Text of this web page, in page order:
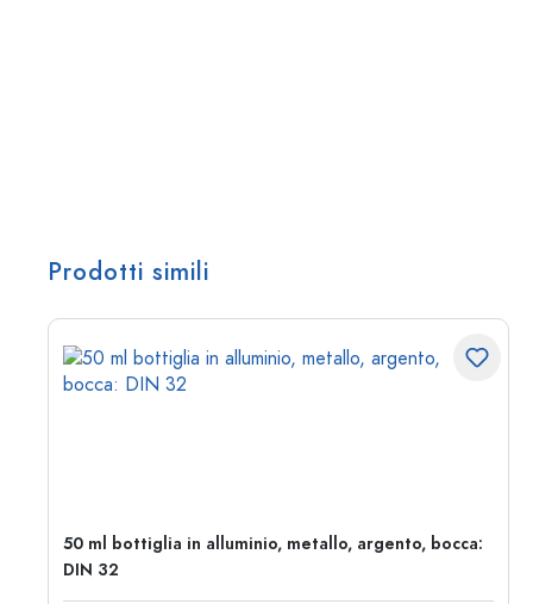
Prodotti simili
50 ml bottiglia in alluminio, metallo, argento, bocca:
DIN 32